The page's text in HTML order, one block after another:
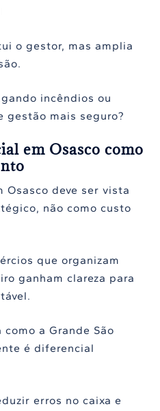
o gestor, mas amplia
incêndios ou
gestão mais seguro?
em Osasco como
Osasco deve ser vista
não como custo
que organizam
ganham clareza para
a Grande São
é diferencial
erros no caixa e